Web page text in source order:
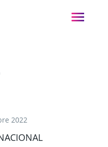
2022